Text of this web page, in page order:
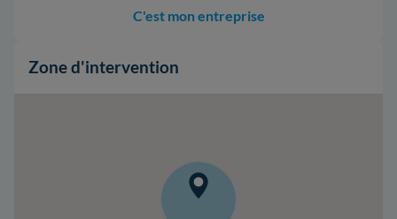
C'est mon entreprise
Zone d'intervention